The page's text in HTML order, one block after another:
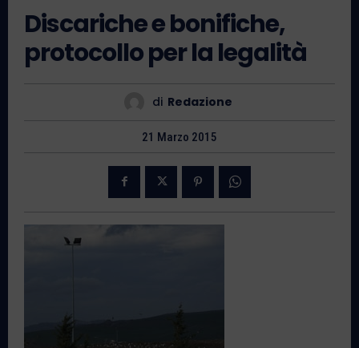
Discariche e bonifiche,
protocollo per la legalità
di Redazione
21 Marzo 2015